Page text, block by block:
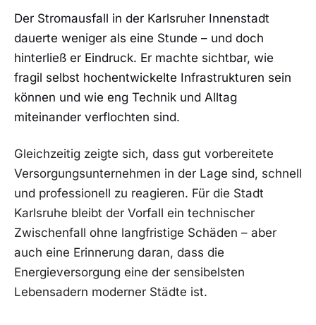
Der Stromausfall in der Karlsruher Innenstadt
dauerte weniger als eine Stunde – und doch
hinterließ er Eindruck. Er machte sichtbar, wie
fragil selbst hochentwickelte Infrastrukturen sein
können und wie eng Technik und Alltag
miteinander verflochten sind.
Gleichzeitig zeigte sich, dass gut vorbereitete
Versorgungsunternehmen in der Lage sind, schnell
und professionell zu reagieren. Für die Stadt
Karlsruhe bleibt der Vorfall ein technischer
Zwischenfall ohne langfristige Schäden – aber
auch eine Erinnerung daran, dass die
Energieversorgung eine der sensibelsten
Lebensadern moderner Städte ist.